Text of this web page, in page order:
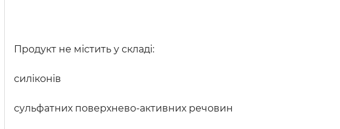
Продукт не містить у складі:
силіконів
сульфатних поверхнево-активних речовин